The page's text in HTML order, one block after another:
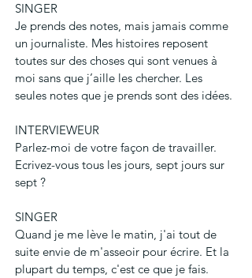
SINGER
Je prends des notes, mais jamais comme
un journaliste. Mes histoires reposent
toutes sur des choses qui sont venues à
moi sans que j’aille les chercher. Les
seules notes que je prends sont des idées.
INTERVIEWEUR
Parlez-moi de votre façon de travailler.
Ecrivez-vous tous les jours, sept jours sur
sept ?
SINGER
Quand je me lève le matin, j'ai tout de
suite envie de m'asseoir pour écrire. Et la
plupart du temps, c'est ce que je fais.